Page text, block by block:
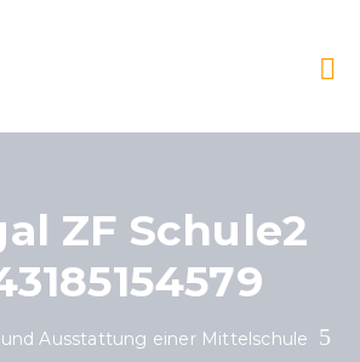
ZF Schule2
und Ausstattung einer Mittelschule